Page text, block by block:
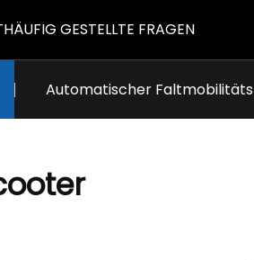
HÄUFIG GESTELLTE FRAGEN
Automatischer